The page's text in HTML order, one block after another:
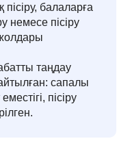
пісіру, балаларға
немесе пісіру
таңдау
сапалы
пісіру